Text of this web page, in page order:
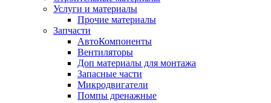
Услуги и материалы
Прочие материалы
Запчасти
АвтоКомпоненты
Вентиляторы
Доп материалы для монтажа
Запасные части
Микродвигатели
Помпы дренажные